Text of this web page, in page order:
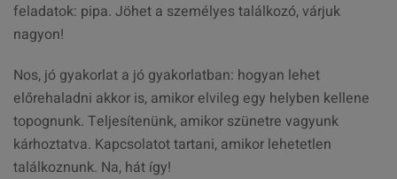
feladatok: pipa. Jöhet a személyes találkozó, várjuk
nagyon!
Nos, jó gyakorlat a jó gyakorlatban: hogyan lehet
előrehaladni akkor is, amikor elvileg egy helyben kellene
topognunk. Teljesítenünk, amikor szünetre vagyunk
kárhoztatva. Kapcsolatot tartani, amikor lehetetlen
találkoznunk. Na, hát így!